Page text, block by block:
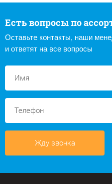
Есть вопросы по
Оставьте контакты, наши
и ответят на все вопросы
Жду звонка